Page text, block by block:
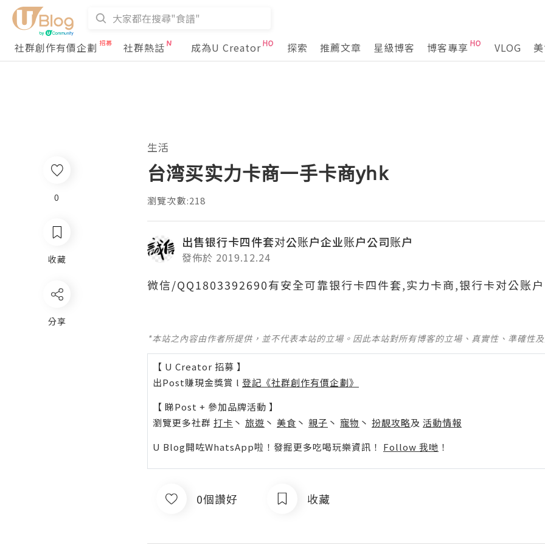
社群創作有價企劃
社群熱話 成為U Creator 探索 推薦文章 星級博客 博客專享 VLOG
生活
台湾买实力卡商一手卡商yhk
瀏覽次數:218
出售银行卡四件套对公账户企业账户公司账户
發佈於 2019.12.24
微信/QQ1803392690有安全可靠银行卡四件套,实力卡商,银行卡对公账户
*本站之內容由作者所提供，並不代表本站的立場。因此本站對所有博客的立場、真實性、準確性
【 U Creator 招募 】
出Post賺現金獎賞 l 登記《社群創作有價企劃》
【 睇Post + 參加品牌活動 】
瀏覽更多社群 打卡 丶 旅遊 丶 美食 丶 親子 丶 寵物 丶 扮靚攻略及 活動情報
U Blog開咗WhatsApp啦！發掘更多吃喝玩樂資訊！ Follow 我哋 ！
0個讚好 收藏
0
收藏
分享